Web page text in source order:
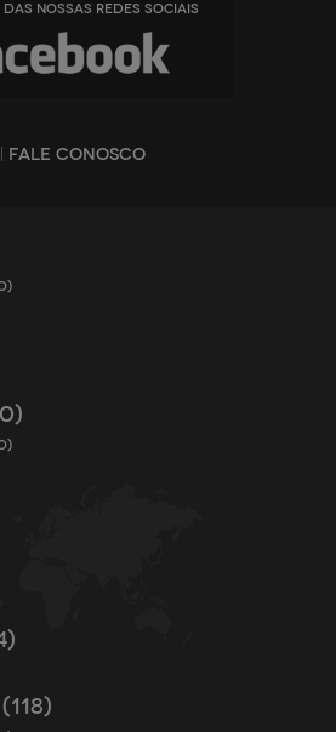
DAS NOSSAS REDES SOCIAIS
FALE CONOSCO